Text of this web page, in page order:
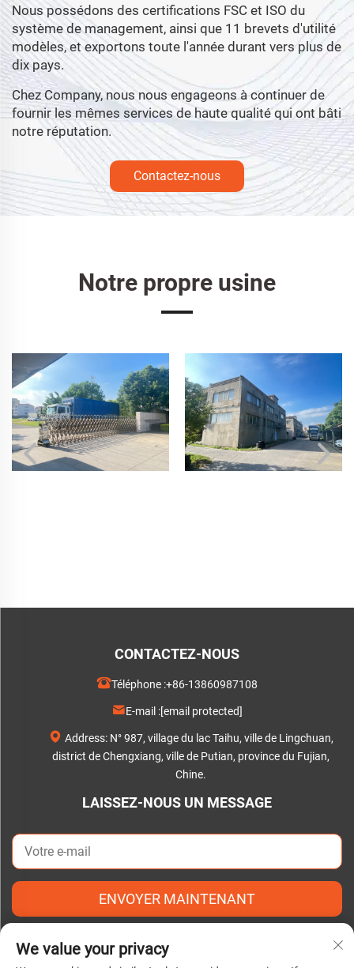
Nous possédons des certifications FSC et ISO du
système de management, ainsi que 11 brevets d'utilité
modèles, et exportons toute l'année durant vers plus de
dix pays.
Chez Company, nous nous engageons à continuer de
fournir les mêmes services de haute qualité qui ont bâti
notre réputation.
Contactez-nous
Notre propre usine
CONTACTEZ-NOUS
Téléphone :+86-13860987108
E-mail :[email protected]
Address: N° 987, village du lac Taihu, ville de Lingchuan,
district de Chengxiang, ville de Putian, province du Fujian,
Chine.
LAISSEZ-NOUS UN MESSAGE
ENVOYER MAINTENANT
We value your privacy